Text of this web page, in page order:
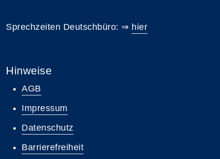
Sprechzeiten Deutschbüro: ⇒ hier
Hinweise
AGB
Impressum
Datenschutz
Barrierefreiheit